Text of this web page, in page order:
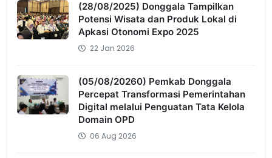
(28/08/2025) Donggala Tampilkan
Potensi Wisata dan Produk Lokal di
Apkasi Otonomi Expo 2025
22 Jan 2026
(05/08/20260) Pemkab Donggala
Percepat Transformasi Pemerintahan
Digital melalui Penguatan Tata Kelola
Domain OPD
06 Aug 2026